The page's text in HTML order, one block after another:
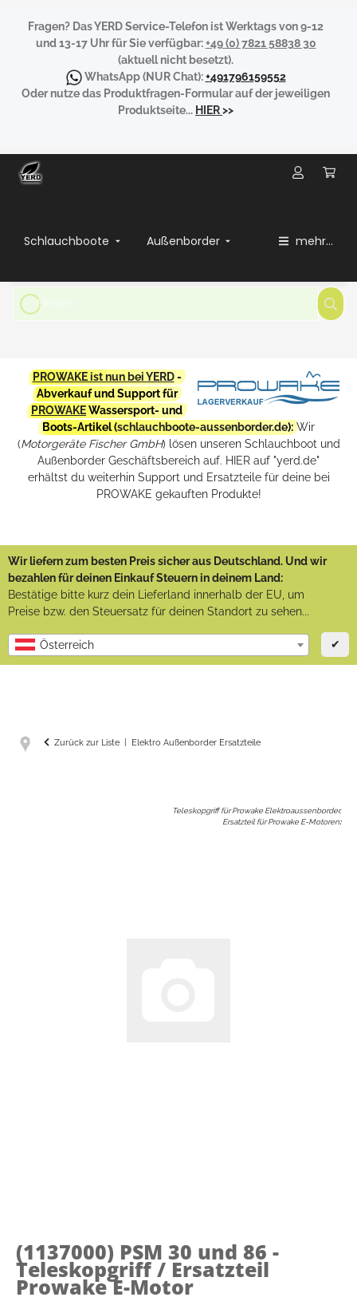
Fragen? Das YERD Service-Telefon ist Werktags von 9-12
und 13-17 Uhr für Sie verfügbar:+49 (0) 7821 58838 30
(aktuell nicht besetzt).
WhatsApp(NUR Chat):+491796159552
Oder nutze das Produktfragen-Formular auf der jeweiligen
Produktseite... HIER>>
Schlauchboote Außenborder mehr...
PROWAKE ist nun bei YERD-
Abverkauf und Support für
PROWAKEWassersport- und
Boots-Artikel (schlauchboote-aussenborder.de): Wir
(Motorgeräte Fischer GmbH) lösen unseren Schlauchboot und
Außenborder Geschäftsbereich auf. HIER auf "yerd.de"
erhältst du weiterhin Support und Ersatzteile für deine bei
PROWAKE gekauften Produkte!
Wir liefern zum besten Preis sicher aus Deutschland. Und wir
bezahlen für deinen Einkauf Steuern in deinem Land:
Bestätige bitte kurz dein Lieferland innerhalb der EU, um
Preise bzw. den Steuersatz für deinen Standort zu sehen...
Österreich ✔
Zurück zur Liste Elektro Außenborder Ersatzteile
Teleskopgriff für Prowake Elektroaussenborder,
Ersatzteil für Prowake E-Motoren:
(1137000) PSM 30 und 86 -
Teleskopgriff / Ersatzteil
Prowake E-Motor